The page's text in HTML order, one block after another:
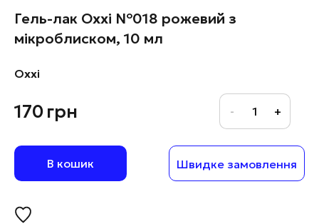
Гель-лак Oxxi №018 рожевий з
мікроблиском, 10 мл
Oxxi
170грн
В кошик Швидке замовлення